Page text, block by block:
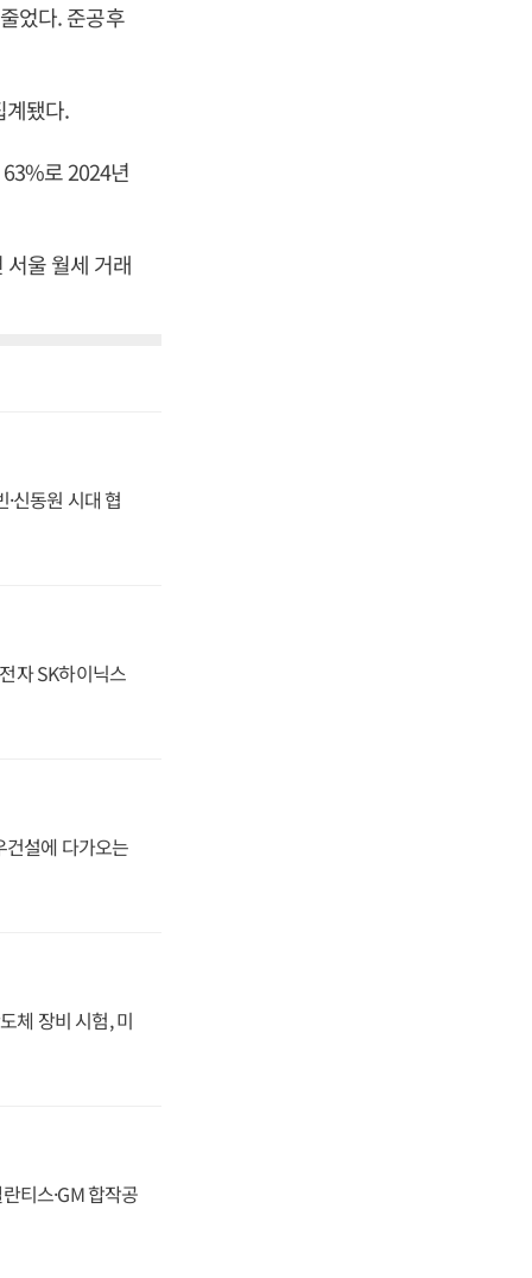
었다. 준공후
계됐다.
로 2024년
울 월세 거래
신동원 시대 협
자 SK하이닉스
건설에 다가오는
체 장비 시험, 미
티스·GM 합작공